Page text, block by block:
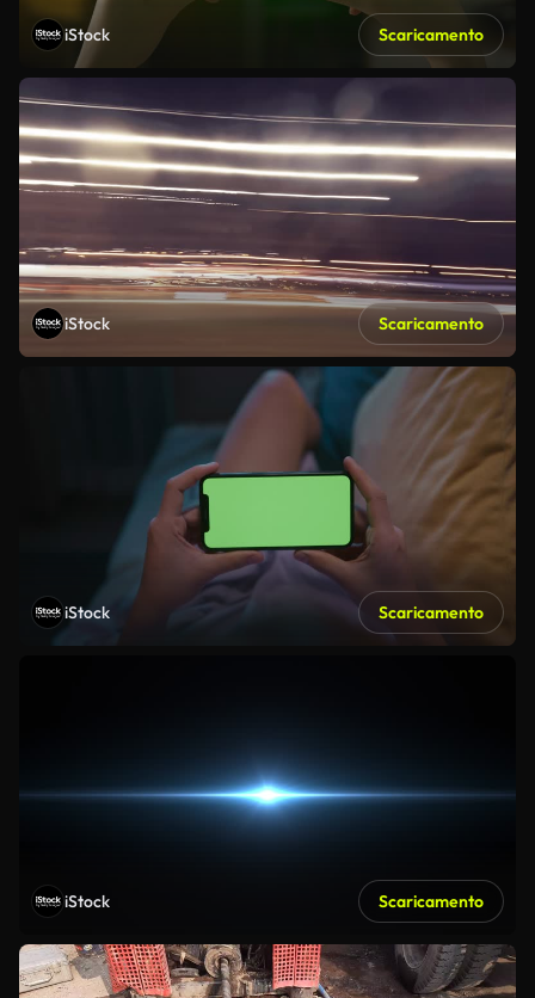
iStock Scaricamento
iStock Scaricamento
iStock Scaricamento
iStock Scaricamento